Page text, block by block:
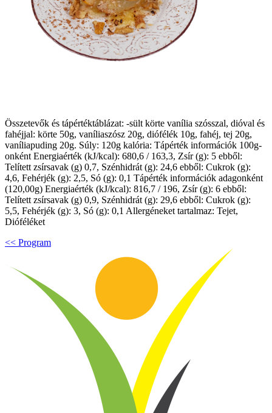
Összetevők és tápértéktáblázat: -sült körte vanília szósszal, dióval és
fahéjjal: körte 50g, vaníliaszósz 20g, diófélék 10g, fahéj, tej 20g,
vaníliapuding 20g. Súly: 120g kalória: Tápérték információk 100g-
onként Energiaérték (kJ/kcal): 680,6 / 163,3, Zsír (g): 5 ebből:
Telített zsírsavak (g) 0,7, Szénhidrát (g): 24,6 ebből: Cukrok (g):
4,6, Fehérjék (g): 2,5, Só (g): 0,1 Tápérték információk adagonként
(120,00g) Energiaérték (kJ/kcal): 816,7 / 196, Zsír (g): 6 ebből:
Telített zsírsavak (g) 0,9, Szénhidrát (g): 29,6 ebből: Cukrok (g):
5,5, Fehérjék (g): 3, Só (g): 0,1 Allergéneket tartalmaz: Tejet,
Dióféléket
<< Program